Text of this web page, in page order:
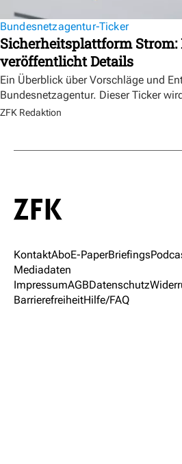
Bundesnetzagentur-Ticker
Sicherheitsplattform Strom:
veröffentlicht Details
Ein Überblick über Vorschläge und
Bundesnetzagentur. Dieser Ticker
ZFK Redaktion
KontaktAboE-PaperBriefings
Mediadaten
ImpressumAGBDatenschutz
BarrierefreiheitHilfe/FAQ